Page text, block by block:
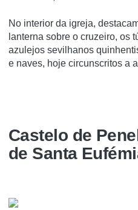
No interior da igreja,
lanterna sobre o cruzeiro, os
azulejos sevilhanos
e naves, hoje circunscritos a
Castelo de
de Santa